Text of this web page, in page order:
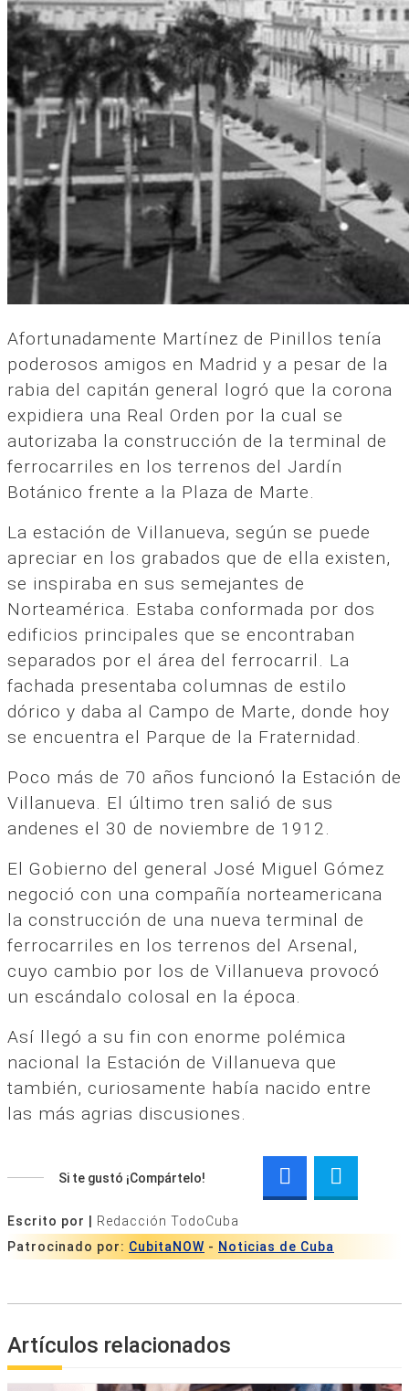
Afortunadamente Martínez de Pinillos tenía
poderosos amigos en Madrid y a pesar de la
rabia del capitán general logró que la corona
expidiera una Real Orden por la cual se
autorizaba la construcción de la terminal de
ferrocarriles en los terrenos del Jardín
Botánico frente a la Plaza de Marte.
La estación de Villanueva, según se puede
apreciar en los grabados que de ella existen,
se inspiraba en sus semejantes de
Norteamérica. Estaba conformada por dos
edificios principales que se encontraban
separados por el área del ferrocarril. La
fachada presentaba columnas de estilo
dórico y daba al Campo de Marte, donde hoy
se encuentra el Parque de la Fraternidad.
Poco más de 70 años funcionó la Estación de
Villanueva. El último tren salió de sus
andenes el 30 de noviembre de 1912.
El Gobierno del general José Miguel Gómez
negoció con una compañía norteamericana
la construcción de una nueva terminal de
ferrocarriles en los terrenos del Arsenal,
cuyo cambio por los de Villanueva provocó
un escándalo colosal en la época.
Así llegó a su fin con enorme polémica
nacional la Estación de Villanueva que
también, curiosamente había nacido entre
las más agrias discusiones.
Si te gustó ¡Compártelo!
Escrito por |
Redacción TodoCuba
Patrocinado por: CubitaNOW - Noticias de Cuba
Artículos relacionados